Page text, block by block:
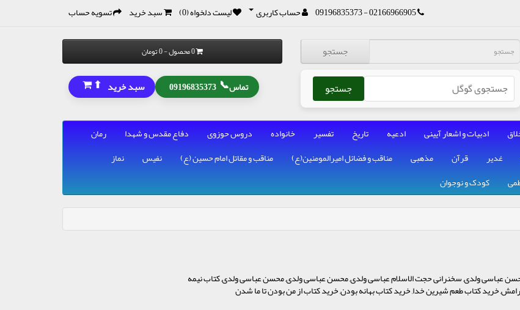
02166966905 - 09196835373 حساب کاربری لیست دلخواه (0) سبد خرید تسویه حساب
جستجو
جستجو
0 محصول - 0 تومان
تماس📞
09196835373 سبد خرید ⬆
ادبیات و اشعار آیینی ادعیه تاریخ تفسیر خانواده دروس حوزوی دفاع مقدس و شهدا
رمان
غدیر قرآن مذهبی مناقب و فضائل امیرالمومنین(ع) مناقب و مقاتل امام حسین (ع) نفیس
نماز
کودک و نوجوان
عباسی ولدی, سخنرانی حجت الاسلام عباسی ولدی, محسن عباسی ولدی, محسن عباسی ولدی, کتاب نیمه
خرید کتاب طعم شیرین خدا, خرید کتاب بهانه بودن, خرید کتاب از من بودن تا ما شدن